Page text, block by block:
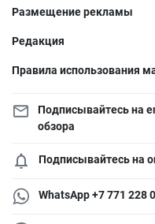
Размещение рекламы
Редакция
Правила использования
Подписывайтесь на
обзора
Подписывайтесь на
WhatsApp +7 771 228